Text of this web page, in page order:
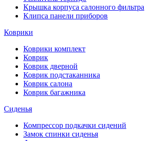
Крышка корпуса салонного фильтра
Клипса панели приборов
Коврики
Коврики комплект
Коврик
Коврик дверной
Коврик подстаканника
Коврик салона
Коврик багажника
Сиденья
Компрессор подкачки сидений
Замок спинки сиденья